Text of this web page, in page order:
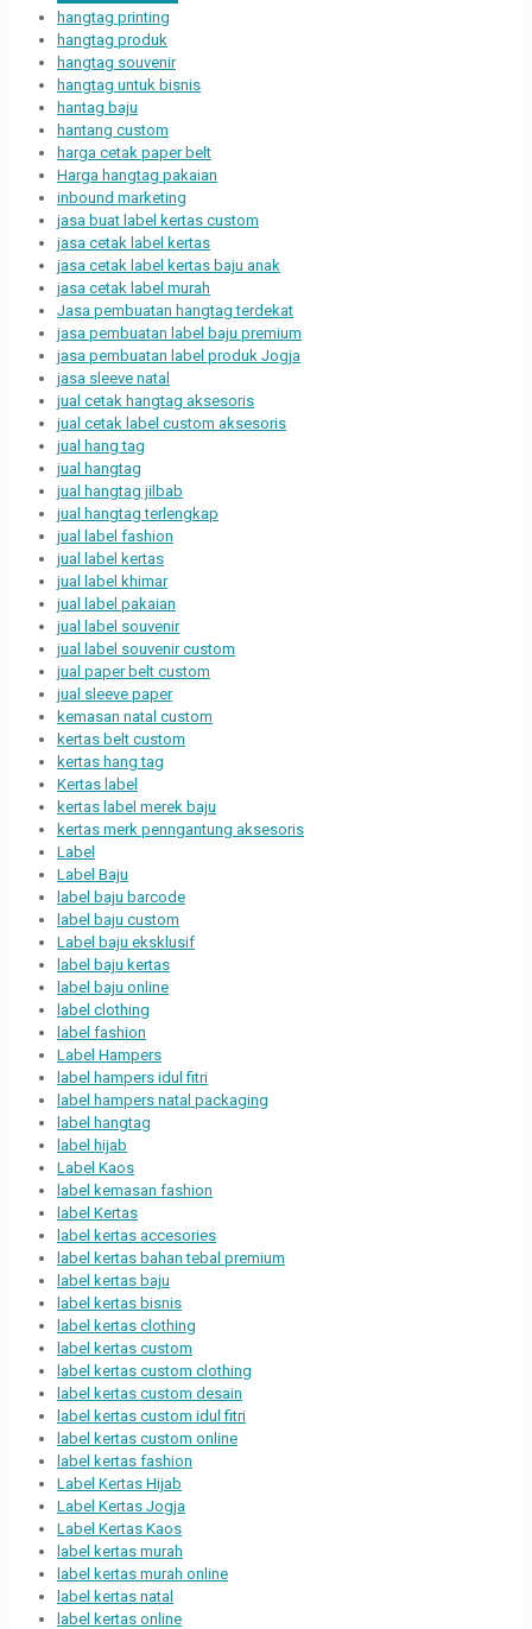
hangtag printing
hangtag produk
hangtag souvenir
hangtag untuk bisnis
hantag baju
hantang custom
harga cetak paper belt
Harga hangtag pakaian
inbound marketing
jasa buat label kertas custom
jasa cetak label kertas
jasa cetak label kertas baju anak
jasa cetak label murah
Jasa pembuatan hangtag terdekat
jasa pembuatan label baju premium
jasa pembuatan label produk Jogja
jasa sleeve natal
jual cetak hangtag aksesoris
jual cetak label custom aksesoris
jual hang tag
jual hangtag
jual hangtag jilbab
jual hangtag terlengkap
jual label fashion
jual label kertas
jual label khimar
jual label pakaian
jual label souvenir
jual label souvenir custom
jual paper belt custom
jual sleeve paper
kemasan natal custom
kertas belt custom
kertas hang tag
Kertas label
kertas label merek baju
kertas merk penngantung aksesoris
Label
Label Baju
label baju barcode
label baju custom
Label baju eksklusif
label baju kertas
label baju online
label clothing
label fashion
Label Hampers
label hampers idul fitri
label hampers natal packaging
label hangtag
label hijab
Label Kaos
label kemasan fashion
label Kertas
label kertas accesories
label kertas bahan tebal premium
label kertas baju
label kertas bisnis
label kertas clothing
label kertas custom
label kertas custom clothing
label kertas custom desain
label kertas custom idul fitri
label kertas custom online
label kertas fashion
Label Kertas Hijab
Label Kertas Jogja
Label Kertas Kaos
label kertas murah
label kertas murah online
label kertas natal
label kertas online